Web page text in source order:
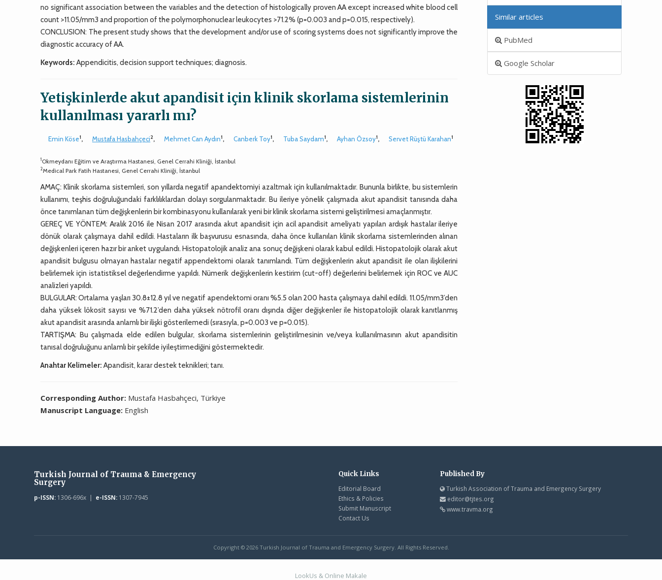
no significant association between the variables and the detection of histologically proven AA except increased white blood cell
count >11.05/mm3 and proportion of the polymorphonuclear leukocytes >71.2% (p=0.003 and p=0.015, respectively).
CONCLUSION: The present study shows that the development and/or use of scoring systems does not significantly improve the
diagnostic accuracy of AA.
Keywords: Appendicitis, decision support techniques; diagnosis.
Yetişkinlerde akut apandisit için klinik skorlama sistemlerinin
kullanılması yararlı mı?
Emin Köse1, Mustafa Hasbahçeci2, Mehmet Can Aydın1, Canberk Toy1, Tuba Saydam1, Ayhan Özsoy1, Servet Rüştü Karahan1
1Okmeydanı Eğitim ve Araştırma Hastanesi, Genel Cerrahi Kliniği, İstanbul
2Medical Park Fatih Hastanesi, Genel Cerrahi Kliniği, İstanbul
AMAÇ: Klinik skorlama sistemleri, son yıllarda negatif apandektomiyi azaltmak için kullanılmaktadır. Bununla birlikte, bu sistemlerin
kullanımı, teşhis doğruluğundaki farklılıklardan dolayı sorgulanmaktadır. Bu ileriye yönelik çalışmada akut apandisit tanısında daha
önce tanımlanan tüm değişkenlerin bir kombinasyonu kullanılarak yeni bir klinik skorlama sistemi geliştirilmesi amaçlanmıştır.
GEREÇ VE YÖNTEM: Aralık 2016 ile Nisan 2017 arasında akut apandisit için acil apandisit ameliyatı yapılan ardışık hastalar ileriye
dönük olarak çalışmaya dahil edildi. Hastaların ilk başvurusu esnasında, daha önce kullanılan klinik skorlama sistemlerinden alınan
değişkenleri içeren hazır bir anket uygulandı. Histopatolojik analiz ana sonuç değişkeni olarak kabul edildi. Histopatolojik olarak akut
apandisit bulgusu olmayan hastalar negatif appendektomi olarak tanımlandı. Tüm değişkenlerin akut apandisit ile olan ilişkilerini
belirlemek için istatistiksel değerlendirme yapıldı. Nümerik değişkenlerin kestirim (cut-off) değerlerini belirlemek için ROC ve AUC
analizleri yapıldı.
BULGULAR: Ortalama yaşları 30.8±12.8 yıl ve negatif apendektomi oranı %5.5 olan 200 hasta çalışmaya dahil edildi. 11.05/mm3’den
daha yüksek lökosit sayısı ve %71.2’den daha yüksek nötrofil oranı dışında diğer değişkenler ile histopatolojik olarak kanıtlanmış
akut apandisit arasında anlamlı bir ilişki gösterilemedi (sırasıyla, p=0.003 ve p=0.015).
TARTIŞMA: Bu çalışmada elde edilen bulgular, skorlama sistemlerinin geliştirilmesinin ve/veya kullanılmasının akut apandisitin
tanısal doğruluğunu anlamlı bir şekilde iyileştirmediğini göstermektedir.
Anahtar Kelimeler: Apandisit, karar destek teknikleri; tanı.
Corresponding Author: Mustafa Hasbahçeci, Türkiye
Manuscript Language: English
Similar articles
PubMed
Google Scholar
Turkish Journal of Trauma & Emergency
Surgery
p-ISSN:1306-696x | e-ISSN:1307-7945
Quick Links
Editorial Board
Ethics & Policies
Submit Manuscript
Contact Us
Published By
Turkish Association of Trauma and Emergency Surgery
editor@tjtes.org
www.travma.org
Copyright © 2026 Turkish Journal of Trauma and Emergency Surgery. All Rights Reserved.
LookUs & Online Makale